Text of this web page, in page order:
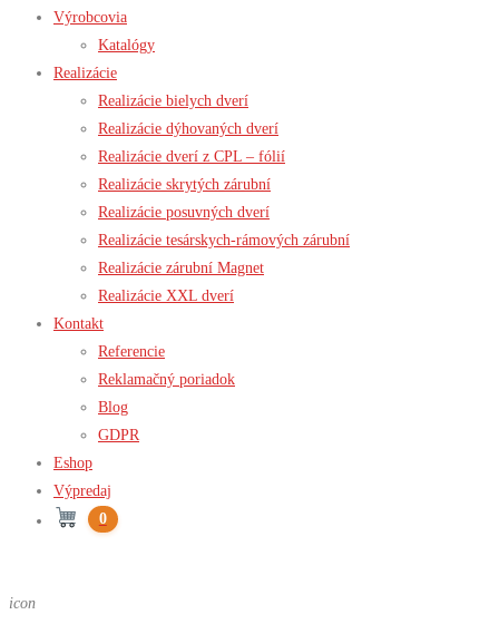
Výrobcovia
Katalógy
Realizácie
Realizácie bielych dverí
Realizácie dýhovaných dverí
Realizácie dverí z CPL – fólií
Realizácie skrytých zárubní
Realizácie posuvných dverí
Realizácie tesárskych-rámových zárubní
Realizácie zárubní Magnet
Realizácie XXL dverí
Kontakt
Referencie
Reklamačný poriadok
Blog
GDPR
Eshop
Výpredaj
0
icon